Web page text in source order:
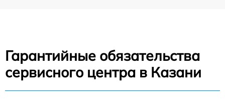
Гарантийные обязательства
сервисного центра в Казани